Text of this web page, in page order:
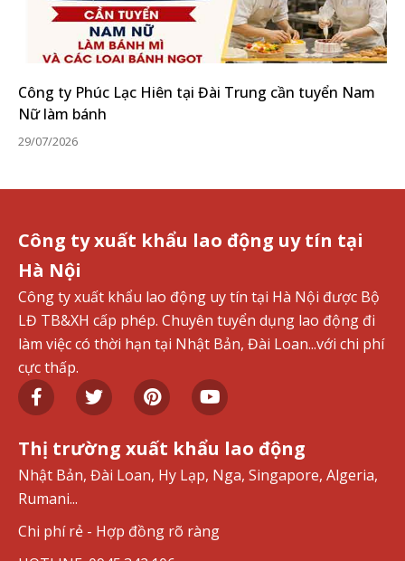
Công ty Phúc Lạc Hiên tại Đài Trung cần tuyển Nam
Nữ làm bánh
29/07/2026
Công ty xuất khẩu lao động uy tín tại
Hà Nội
Công ty xuất khẩu lao động uy tín tại Hà Nội được Bộ
LĐ TB&XH cấp phép. Chuyên tuyển dụng lao động đi
làm việc có thời hạn tại Nhật Bản, Đài Loan...với chi phí
cực thấp.
Thị trường xuất khẩu lao động
Nhật Bản, Đài Loan, Hy Lạp, Nga, Singapore, Algeria,
Rumani...
Chi phí rẻ - Hợp đồng rõ ràng